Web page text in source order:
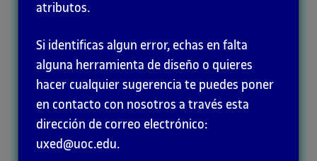
atributos.
Si identificas algun error, echas en falta
alguna herramienta de diseño o quieres
hacer cualquier sugerencia te puedes poner
en contacto con nosotros a través esta
dirección de correo electrónico:
uxed@uoc.edu.